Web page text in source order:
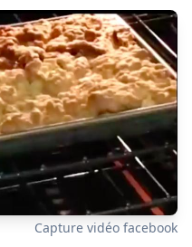
Capture vidéo facebook